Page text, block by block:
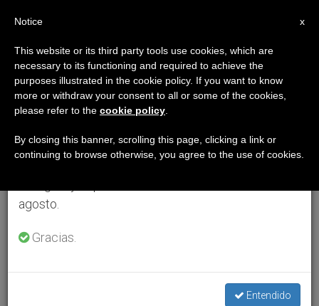
×
Aviso importante
Del 27 de julio al 7 de agosto haremos la pausa
anual, aprovechando que en el periodo de verano
se generan menos informaciones y también el
agosto.
Gracias.
Entendido
x
Notice
This website or its third party tools use cookies, which are
necessary to its functioning and required to achieve the
purposes illustrated in the cookie policy. If you want to know
more or withdraw your consent to all or some of the cookies,
please refer to the cookie policy
By closing this banner, scrolling this page, clicking a link or
continuing to browse otherwise, you agree to the use of cookies.